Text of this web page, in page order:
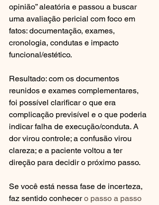
opinião” aleatória e passou a buscar
uma avaliação pericial com foco em
fatos: documentação, exames,
cronologia, condutas e impacto
funcional/estético.
Resultado: com os documentos
reunidos e exames complementares,
foi possível clarificar o que era
complicação previsível e o que poderia
indicar falha de execução/conduta. A
dor virou controle; a confusão virou
clareza; e a paciente voltou a ter
direção para decidir o próximo passo.
Se você está nessa fase de incerteza,
faz sentido conhecer o passo a passo